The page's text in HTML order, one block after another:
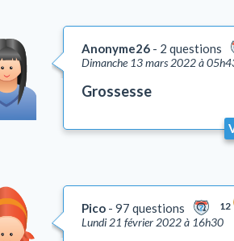
Anonyme26 2 questions
Dimanche 13 mars 2022 à
Grossesse
Pico 97 questions 12
Lundi 21 février 2022 à 16h30